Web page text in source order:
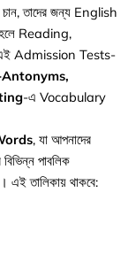
তাদের জন্য English
হলে Reading,
Admission Tests-
-এ Vocabulary
, যা আপনাদের
বিভিন্ন পাবলিক
এই তালিকায় থাকবে: